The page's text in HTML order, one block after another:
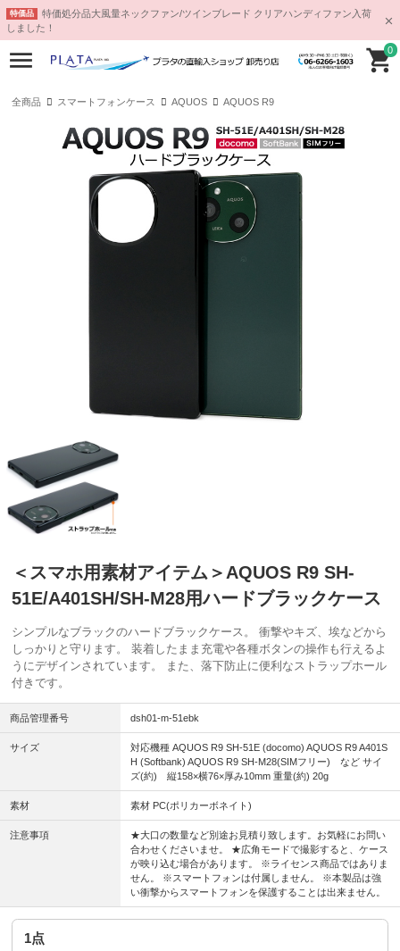
特価品
特価処分品大風量ネックファン/ツインブレード クリアハンディファン入荷
しました！
0
全商品 スマートフォンケース AQUOS AQUOS R9
＜スマホ用素材アイテム＞AQUOS R9 SH-
51E/A401SH/SH-M28用ハードブラックケース
シンプルなブラックのハードブラックケース。 衝撃やキズ、埃などから
しっかりと守ります。 装着したまま充電や各種ボタンの操作も行えるよ
うにデザインされています。 また、落下防止に便利なストラップホール
付きです。
商品管理番号 dsh01-m-51ebk
サイズ
対応機種 AQUOS R9 SH-51E (docomo) AQUOS R9 A401S
H (Softbank) AQUOS R9 SH-M28(SIMフリー) など サイ
ズ(約) 縦158×横76×厚み10mm 重量(約) 20g
素材 素材 PC(ポリカーボネイト)
注意事項
★大口の数量など別途お見積り致します。お気軽にお問い
合わせくださいませ。 ★広角モードで撮影すると、ケース
が映り込む場合があります。 ※ライセンス商品ではありま
せん。 ※スマートフォンは付属しません。 ※本製品は強
い衝撃からスマートフォンを保護することは出来ません。
1点